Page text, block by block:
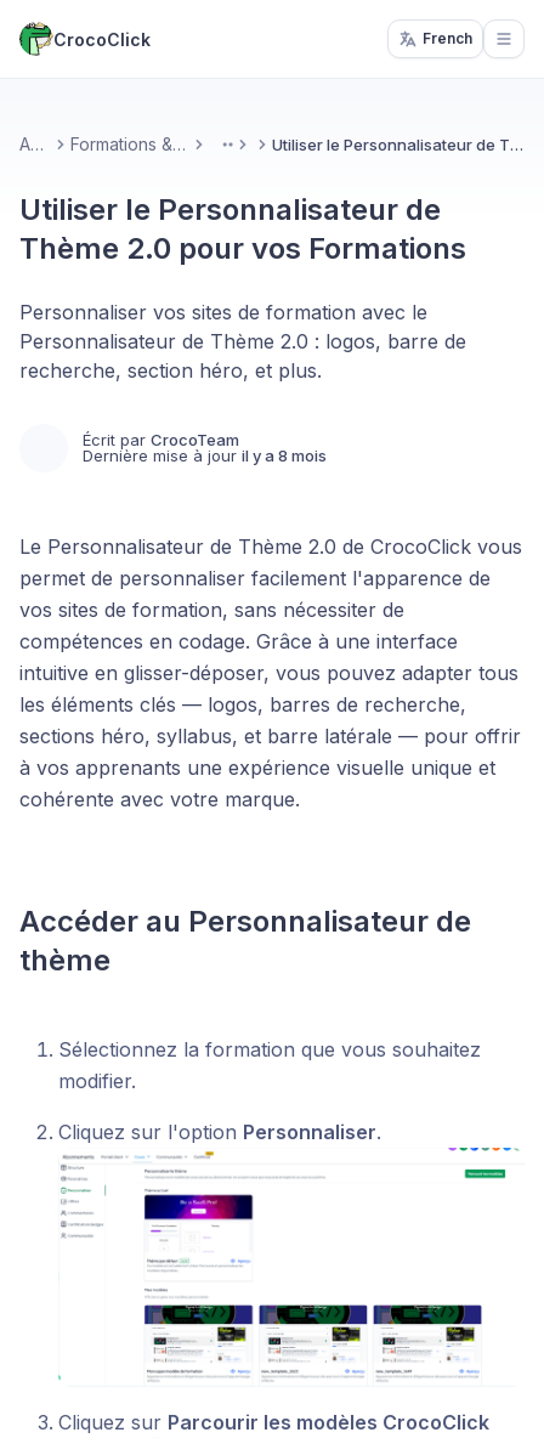
CrocoClick French
Accueil Formations & Communautés More Utiliser le Personnalisateur de Thème 2.0 pour vos Formations
Utiliser le Personnalisateur de
Thème 2.0 pour vos Formations
Personnaliser vos sites de formation avec le
Personnalisateur de Thème 2.0 : logos, barre de
recherche, section héro, et plus.
Écrit par CrocoTeam
Dernière mise à jour il y a 8 mois
Le Personnalisateur de Thème 2.0 de CrocoClick vous
permet de personnaliser facilement l'apparence de
vos sites de formation, sans nécessiter de
compétences en codage. Grâce à une interface
intuitive en glisser-déposer, vous pouvez adapter tous
les éléments clés — logos, barres de recherche,
sections héro, syllabus, et barre latérale — pour offrir
à vos apprenants une expérience visuelle unique et
cohérente avec votre marque.
Accéder au Personnalisateur de
thème
Sélectionnez la formation que vous souhaitez
modifier.
Cliquez sur l'option Personnaliser.
Cliquez sur Parcourir les modèles CrocoClick